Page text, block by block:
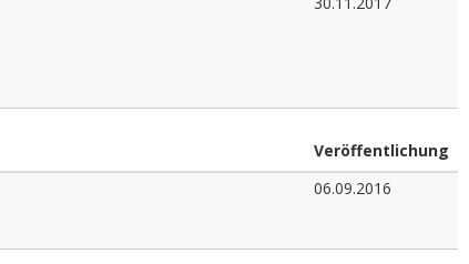
Veröffentlichung
06.09.2016